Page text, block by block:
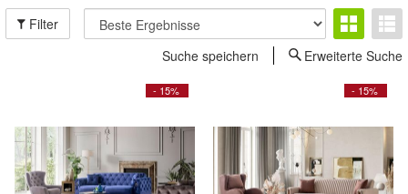
Filter
Suche speichern
Erweiterte Suche
- 15% - 15%